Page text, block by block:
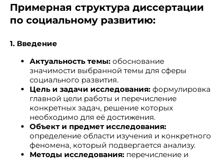
Примерная структура диссертации
по социальному развитию:
1. Введение
Актуальность темы: обоснование
значимости выбранной темы для сферы
социального развития.
Цель и задачи исследования: формулировка
главной цели работы и перечисление
конкретных задач, решение которых
необходимо для её достижения.
Объект и предмет исследования:
определение области изучения и конкретного
феномена, который подвергается анализу.
Методы исследования: перечисление и